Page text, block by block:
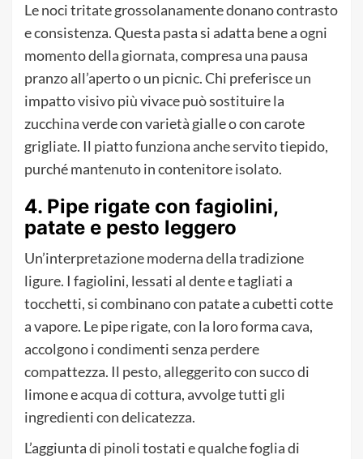
Le noci tritate grossolanamente donano contrasto
e consistenza. Questa pasta si adatta bene a ogni
momento della giornata, compresa una pausa
pranzo all’aperto o un picnic. Chi preferisce un
impatto visivo più vivace può sostituire la
zucchina verde con varietà gialle o con carote
grigliate. Il piatto funziona anche servito tiepido,
purché mantenuto in contenitore isolato.
4. Pipe rigate con fagiolini,
patate e pesto leggero
Un’interpretazione moderna della tradizione
ligure. I fagiolini, lessati al dente e tagliati a
tocchetti, si combinano con patate a cubetti cotte
a vapore. Le pipe rigate, con la loro forma cava,
accolgono i condimenti senza perdere
compattezza. Il pesto, alleggerito con succo di
limone e acqua di cottura, avvolge tutti gli
ingredienti con delicatezza.
L’aggiunta di pinoli tostati e qualche foglia di